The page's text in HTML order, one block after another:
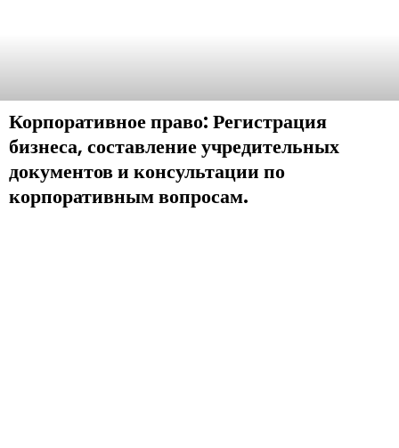
Корпоративное право: Регистрация
бизнеса, составление учредительных
документов и консультации по
корпоративным вопросам.